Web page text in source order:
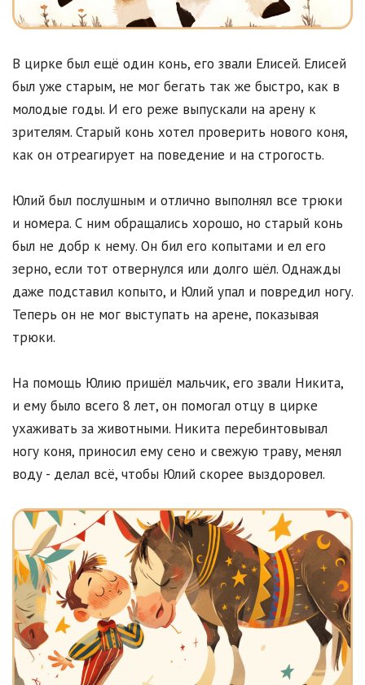
B цирке был ещё один конь, его звали Елисей. Елисей
был уже старым, не мог бегать так же быстро, как в
молодые годы. И его реже выпускали на арену к
зрителям. Старый конь хотел проверить нового коня,
как он отреагирует на поведение и на строгость.
Юлий был послушным и отлично выполнял все трюки
и номера. С ним обращались хорошо, но старый конь
был не добр к нему. Он бил его копытами и ел его
зерно, если тот отвернулся или долго шёл. Однажды
даже подставил копыто, и Юлий упал и повредил ногу.
Теперь он не мог выступать на арене, показывая
трюки.
На помощь Юлию пришёл мальчик, его звали Никита,
и ему было всего 8 лет, он помогал отцу в цирке
ухаживать за животными. Никита перебинтовывал
ногу коня, приносил ему сено и свежую траву, менял
воду - делал всё, чтобы Юлий скорее выздоровел.